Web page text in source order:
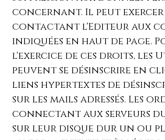
concernant. Il peut exercer
contactant l'Editeur aux
indiquées en haut de page.
l'exercice de ces droits, les
peuvent se désinscrire en
liens hypertextes de
sur les mails adressés. Les
connectant aux serveurs
sur leur disque dur un ou